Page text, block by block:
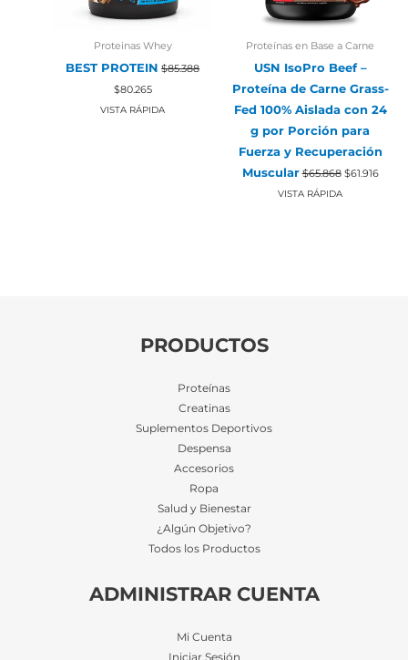
Proteinas Whey
BEST PROTEIN $85.388
El
precio
original
$80.265El
precio
actual
VISTA RÁPIDA
Proteínas en Base a Carne
USN IsoPro Beef –
Proteína de Carne Grass-
Fed 100% Aislada con 24
g por Porción para
Fuerza y Recuperación
Muscular $65.868 El
precio
$61.916El
precio
VISTA RÁPIDA
PRODUCTOS
Proteínas
Creatinas
Suplementos Deportivos
Despensa
Accesorios
Ropa
Salud y Bienestar
¿Algún Objetivo?
Todos los Productos
ADMINISTRAR CUENTA
Mi Cuenta
Iniciar Sesión